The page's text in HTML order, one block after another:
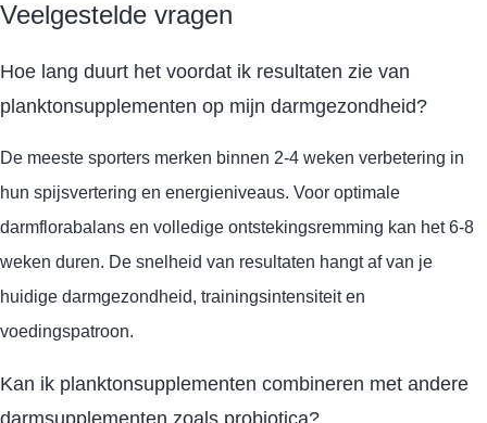
Veelgestelde vragen
Hoe lang duurt het voordat ik resultaten zie van
planktonsupplementen op mijn darmgezondheid?
De meeste sporters merken binnen 2-4 weken verbetering in
hun spijsvertering en energieniveaus. Voor optimale
darmflorabalans en volledige ontstekingsremming kan het 6-8
weken duren. De snelheid van resultaten hangt af van je
huidige darmgezondheid, trainingsintensiteit en
voedingspatroon.
Kan ik planktonsupplementen combineren met andere
darmsupplementen zoals probiotica?